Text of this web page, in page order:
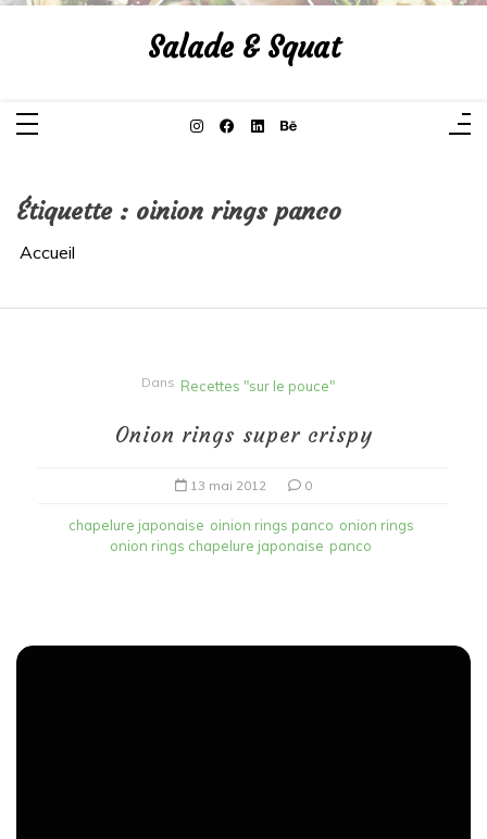
Aller
Salade & Squat
Étiquette : oinion rings panco
Accueil
Dans Recettes "sur le pouce"
Onion rings super crispy
13 mai 2012 0
chapelure japonaise oinion rings panco onion rings
onion rings chapelure japonaise panco